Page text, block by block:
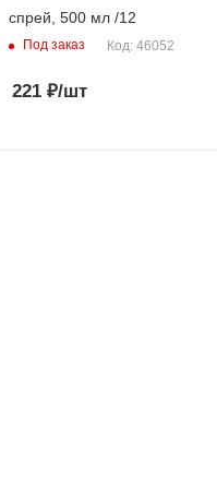
спрей, 500 мл /12
Под заказ Код: 46052
221₽/шт